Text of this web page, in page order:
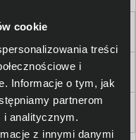
cookie
treści
i
Informacje o tym, jak
partnerom
analitycznym.
z innymi danymi